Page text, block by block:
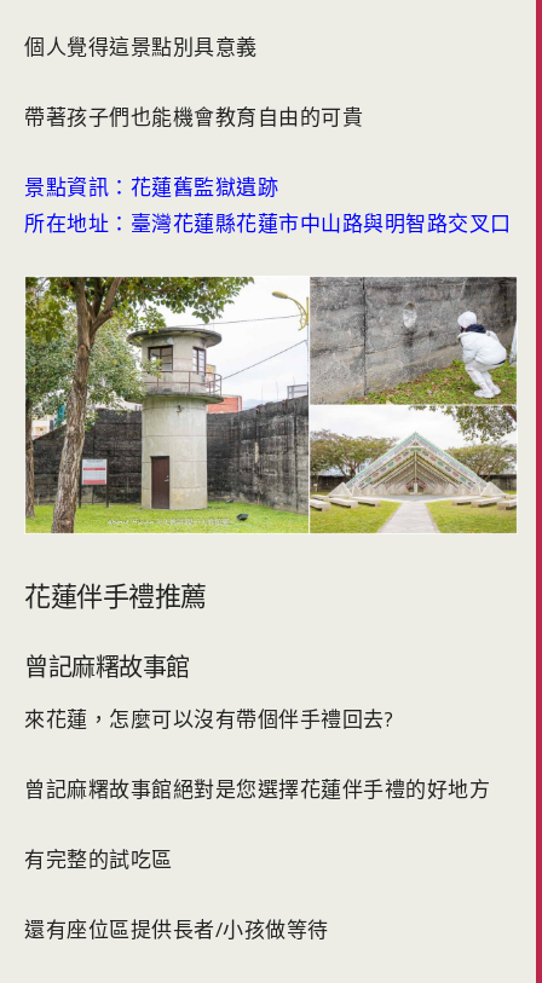
個人覺得這景點別具意義
帶著孩子們也能機會教育自由的可貴
景點資訊：花蓮舊監獄遺跡
所在地址：臺灣花蓮縣花蓮市中山路與明智路交叉口
花蓮伴手禮推薦
曾記麻糬故事館
來花蓮，怎麼可以沒有帶個伴手禮回去?
曾記麻糬故事館絕對是您選擇花蓮伴手禮的好地方
有完整的試吃區
還有座位區提供長者/小孩做等待